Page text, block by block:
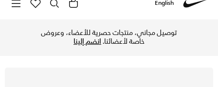
English
توصيل مجاني، منتجات حصرية للأعضاء، وعروض
خاصة لأعضائنا.انضم إلينا